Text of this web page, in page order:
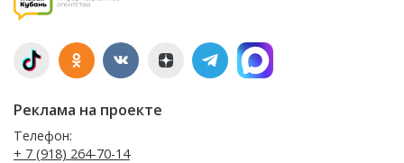
Реклама на проекте
Телефон:
+ 7 (918) 264-70-14